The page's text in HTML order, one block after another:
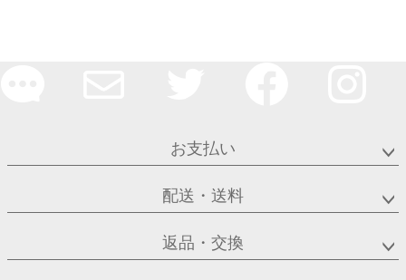
お支払い
配送・送料
返品・交換